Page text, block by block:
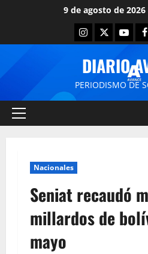
9 de agosto de 2026
DIARIO
PERIODISMO DE
Nacionales
Seniat recaudó
millardos de
mayo